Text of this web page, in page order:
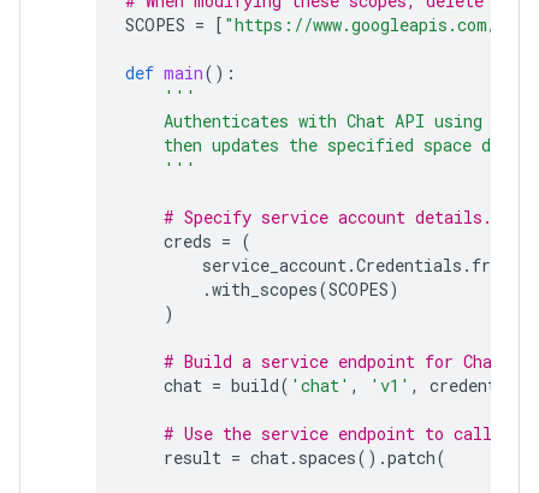
SCOPES = [ "https://www.googleapis.com/
def main():
'''
Authenticates with Chat API using app
then updates the specified space
    '''
# Specify service account details.
creds = (
service_account.Credentials .
.with_scopes(SCOPES)
)
# Build a service endpoint for Chat
chat = build( 'chat' , 'v1' , credentials
# Use the service endpoint to call
result = chat. spaces() .patch(